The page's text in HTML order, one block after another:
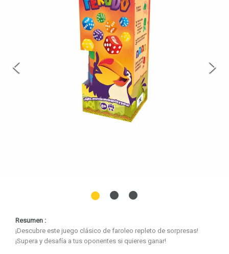
Nuevo cliente
Puedes continuar con tu compra y el sistema creará tu
usuario o puedes registrarte y guardar tus datos para
próximas ocasiones.
REGISTRARSE
Resumen :
¡Descubre este juego clásico de faroleo repleto de sorpresas!
¡Supera y desafía a tus oponentes si quieres ganar!